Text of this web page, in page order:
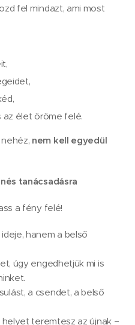
fel mindazt, ami most
az élet öröme felé.
nem kell egyedül
tanácsadásra
a fény felé!
hanem a belső
úgy engedhetjük mi is
a csendet, a belső
teremtesz az újnak –